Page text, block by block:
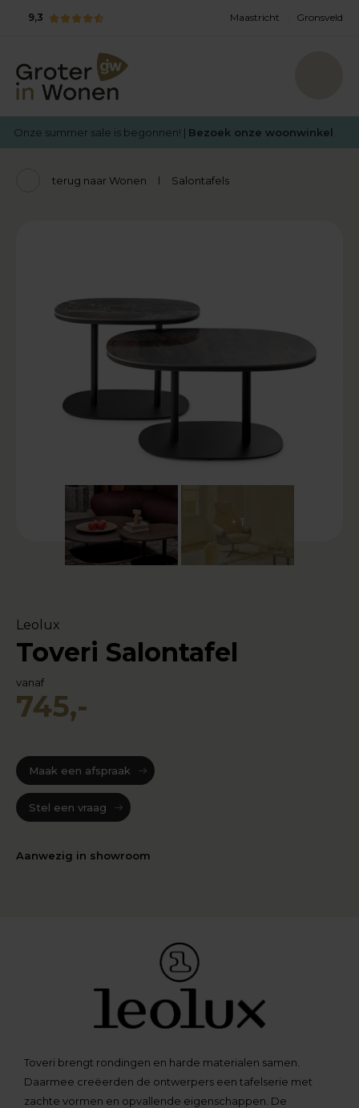
9,3 Maastricht Gronsveld
Onze summer sale is begonnen! | Bezoek onze woonwinkel
terug naar Wonen Salontafels
+ 1
Leolux
Toveri Salontafel
vanaf
745,-
Maak een afspraak
Stel een vraag
Aanwezig in showroom
Toveri brengt rondingen en harde materialen samen.
Daarmee creëerden de ontwerpers een tafelserie met
zachte vormen en opvallende eigenschappen. De